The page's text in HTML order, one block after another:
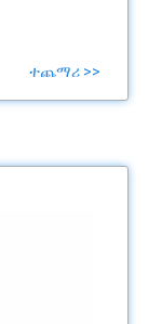
ተጨማሪ >>